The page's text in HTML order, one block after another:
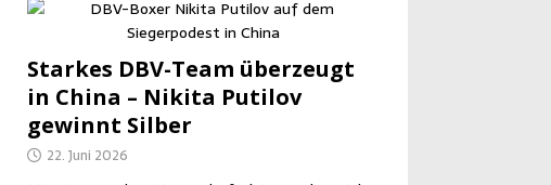
Star­kes DBV-Team über­zeugt
in Chi­na – Niki­ta Puti­l­ov
gewinnt Silber
22. Juni 2026